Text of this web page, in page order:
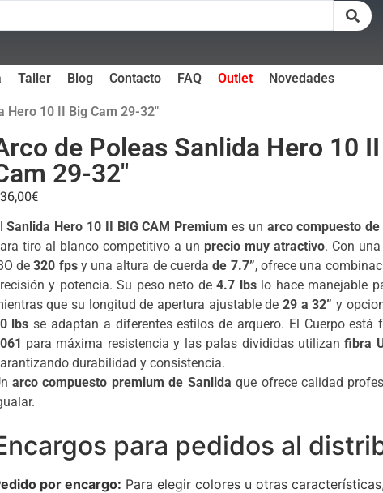
Taller Blog Contacto FAQ Outlet Novedades
10 II Big Cam 29-32″
de Poleas Sanlida Hero 10
29-32″
€
Sanlida Hero 10 II BIG CAM Premium es un arco compuesto
tiro al blanco competitivo a unprecio muy atractivo. Con
de320 fpsy una altura de cuerda de 7.7”, ofrece una
y potencia. Su peso neto de4.7 lbslo hace manejable
que su longitud de apertura ajustable de 29 a 32” y
lbs se adaptan a diferentes estilos de arquero. El Cuerpo está
para máxima resistencia y las palas divididas utilizanfibra
durabilidad y consistencia.
arco compuesto premium de Sanlida que ofrece calidad
para pedidos al
por encargo: Para elegir colores u otras